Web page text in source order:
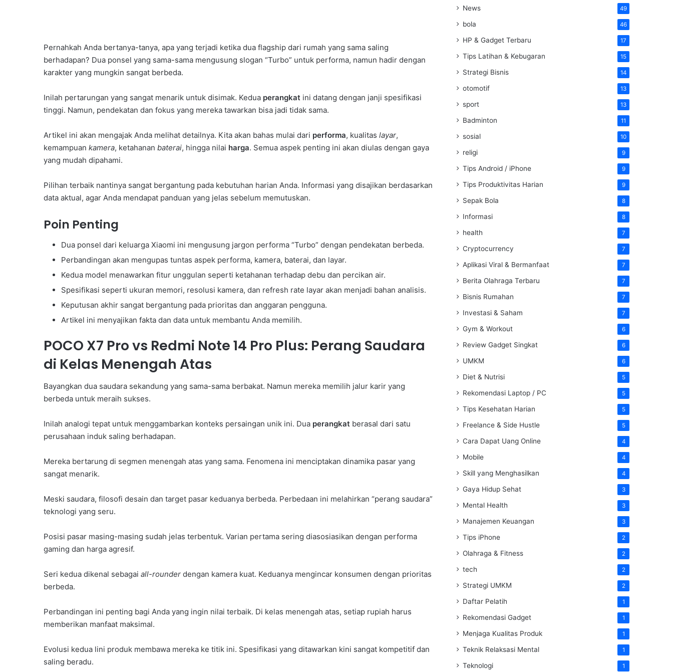
Pernahkah Anda bertanya-tanya, apa yang terjadi ketika dua flagship dari rumah yang sama saling
berhadapan? Dua ponsel yang sama-sama mengusung slogan “Turbo” untuk performa, namun hadir dengan
karakter yang mungkin sangat berbeda.
Inilah pertarungan yang sangat menarik untuk disimak. Kedua perangkat ini datang dengan janji spesifikasi
tinggi. Namun, pendekatan dan fokus yang mereka tawarkan bisa jadi tidak sama.
Artikel ini akan mengajak Anda melihat detailnya. Kita akan bahas mulai dari performa, kualitas layar,
kemampuan kamera, ketahanan baterai, hingga nilai harga. Semua aspek penting ini akan diulas dengan gaya
yang mudah dipahami.
Pilihan terbaik nantinya sangat bergantung pada kebutuhan harian Anda. Informasi yang disajikan berdasarkan
data aktual, agar Anda mendapat panduan yang jelas sebelum memutuskan.
Poin Penting
Dua ponsel dari keluarga Xiaomi ini mengusung jargon performa “Turbo” dengan pendekatan berbeda.
Perbandingan akan mengupas tuntas aspek performa, kamera, baterai, dan layar.
Kedua model menawarkan fitur unggulan seperti ketahanan terhadap debu dan percikan air.
Spesifikasi seperti ukuran memori, resolusi kamera, dan refresh rate layar akan menjadi bahan analisis.
Keputusan akhir sangat bergantung pada prioritas dan anggaran pengguna.
Artikel ini menyajikan fakta dan data untuk membantu Anda memilih.
POCO X7 Pro vs Redmi Note 14 Pro Plus: Perang Saudara
di Kelas Menengah Atas
Bayangkan dua saudara sekandung yang sama-sama berbakat. Namun mereka memilih jalur karir yang
berbeda untuk meraih sukses.
Inilah analogi tepat untuk menggambarkan konteks persaingan unik ini. Dua perangkat berasal dari satu
perusahaan induk saling berhadapan.
Mereka bertarung di segmen menengah atas yang sama. Fenomena ini menciptakan dinamika pasar yang
sangat menarik.
Meski saudara, filosofi desain dan target pasar keduanya berbeda. Perbedaan ini melahirkan “perang saudara”
teknologi yang seru.
Posisi pasar masing-masing sudah jelas terbentuk. Varian pertama sering diasosiasikan dengan performa
gaming dan harga agresif.
Seri kedua dikenal sebagai all-rounder dengan kamera kuat. Keduanya mengincar konsumen dengan prioritas
berbeda.
Perbandingan ini penting bagi Anda yang ingin nilai terbaik. Di kelas menengah atas, setiap rupiah harus
memberikan manfaat maksimal.
Evolusi kedua lini produk membawa mereka ke titik ini. Spesifikasi yang ditawarkan kini sangat kompetitif dan
saling beradu.
News 49
bola 46
HP & Gadget Terbaru 17
Tips Latihan & Kebugaran 15
Strategi Bisnis 14
otomotif 13
sport 13
Badminton 11
sosial 10
religi 9
Tips Android / iPhone 9
Tips Produktivitas Harian 9
Sepak Bola 8
Informasi 8
health 7
Cryptocurrency 7
Aplikasi Viral & Bermanfaat 7
Berita Olahraga Terbaru 7
Bisnis Rumahan 7
Investasi & Saham 7
Gym & Workout 6
Review Gadget Singkat 6
UMKM 6
Diet & Nutrisi 5
Rekomendasi Laptop / PC 5
Tips Kesehatan Harian 5
Freelance & Side Hustle 5
Cara Dapat Uang Online 4
Mobile 4
Skill yang Menghasilkan 4
Gaya Hidup Sehat 3
Mental Health 3
Manajemen Keuangan 3
Tips iPhone 2
Olahraga & Fitness 2
tech 2
Strategi UMKM 2
Daftar Pelatih 1
Rekomendasi Gadget 1
Menjaga Kualitas Produk 1
Teknik Relaksasi Mental 1
Teknologi 1